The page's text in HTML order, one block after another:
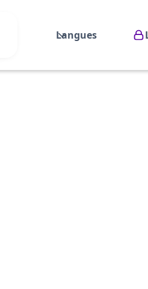
Langues